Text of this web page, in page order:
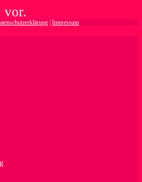
vor.
| Impressum